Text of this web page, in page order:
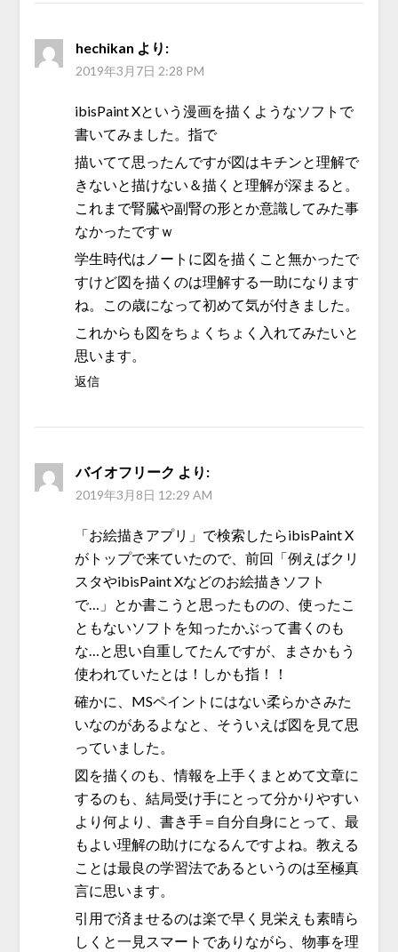
hechikan より:
2019年3月7日 2:28 PM
ibisPaint Xという漫画を描くようなソフトで
書いてみました。指で
描いてて思ったんですが図はキチンと理解で
きないと描けない＆描くと理解が深まると。
これまで腎臓や副腎の形とか意識してみた事
なかったですｗ
学生時代はノートに図を描くこと無かったで
すけど図を描くのは理解する一助になります
ね。この歳になって初めて気が付きました。
これからも図をちょくちょく入れてみたいと
思います。
返信
バイオフリーク より:
2019年3月8日 12:29 AM
「お絵描きアプリ」で検索したらibisPaint X
がトップで来ていたので、前回「例えばクリ
スタやibisPaint Xなどのお絵描きソフト
で…」とか書こうと思ったものの、使ったこ
ともないソフトを知ったかぶって書くのも
な…と思い自重してたんですが、まさかもう
使われていたとは！しかも指！！
確かに、MSペイントにはない柔らかさみた
いなのがあるよなと、そういえば図を見て思
っていました。
図を描くのも、情報を上手くまとめて文章に
するのも、結局受け手にとって分かりやすい
より何より、書き手＝自分自身にとって、最
もよい理解の助けになるんですよね。教える
ことは最良の学習法であるというのは至極真
言に思います。
引用で済ませるのは楽で早く見栄えも素晴ら
しくと一見スマートでありながら、物事を理